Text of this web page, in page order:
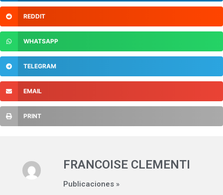
REDDIT
WHATSAPP
TELEGRAM
EMAIL
PRINT
FRANCOISE CLEMENTI
Publicaciones »